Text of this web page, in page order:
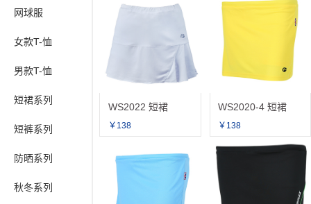
网球服
女款T-恤
男款T-恤
短裙系列
短裤系列
防晒系列
秋冬系列
WS2022 短裙
￥138
WS2020-4 短裙
￥138